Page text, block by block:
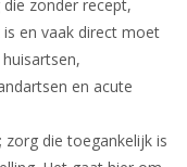
die zonder recept,
en vaak direct moet
en acute
; zorg die toegankelijk is